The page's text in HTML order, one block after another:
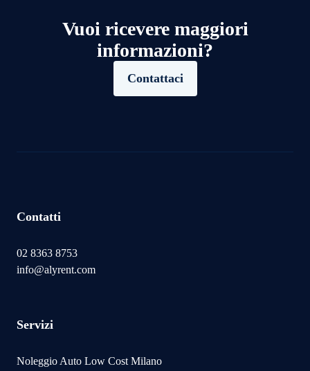
Vuoi ricevere maggiori
informazioni?
Contattaci
Contatti
02 8363 8753
info@alyrent.com
Servizi
Noleggio Auto Low Cost Milano